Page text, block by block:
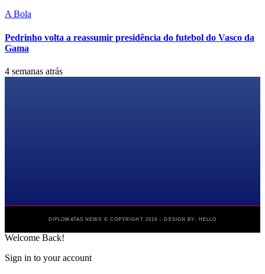
A Bola
Pedrinho volta a reassumir presidência do futebol do Vasco da
Gama
4 semanas atrás
DIPLOMATAS NEWS © COPYRIGHT 2019 – DESIGN BY: HELLO
Welcome Back!
Sign in to your account